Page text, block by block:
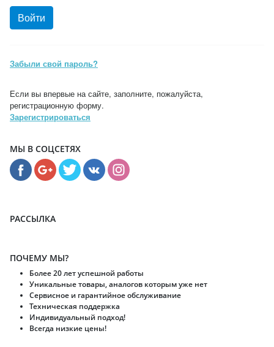
Забыли свой пароль?
Если вы впервые на сайте, заполните, пожалуйста,
регистрационную форму.
Зарегистрироваться
МЫ В СОЦСЕТЯХ
РАССЫЛКА
ПОЧЕМУ МЫ?
Более 20 лет успешной работы
Уникальные товары, аналогов которым уже нет
Сервисное и гарантийное обслуживание
Техническая поддержка
Индивидуальный подход!
Всегда низкие цены!